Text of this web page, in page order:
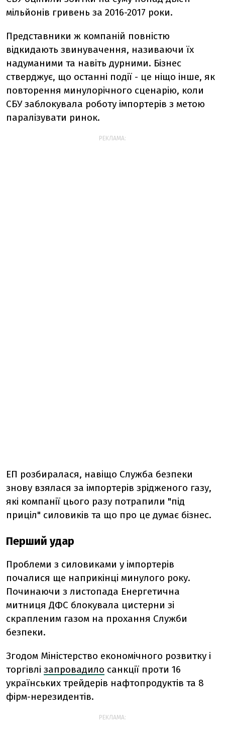
мільйонів гривень за 2016-2017 роки.
Представники ж компаній повністю
відкидають звинувачення, називаючи їх
надуманими та навіть дурними. Бізнес
стверджує, що останні події - це ніщо інше, як
повторення минулорічного сценарію, коли
СБУ заблокувала роботу імпортерів з метою
паралізувати ринок.
РЕКЛАМА:
ЕП розбиралася, навіщо Служба безпеки
знову взялася за імпортерів зрідженого газу,
які компанії цього разу потрапили "під
приціл" силовиків та що про це думає бізнес.
Перший удар
Проблеми з силовиками у імпортерів
почалися ще наприкінці минулого року.
Починаючи з листопада Енергетична
митниця ДФС блокувала цистерни зі
скрапленим газом на прохання Служби
безпеки.
Згодом Міністерство економічного розвитку і
торгівлі запровадило санкції проти 16
українських трейдерів нафтопродуктів та 8
фірм-нерезидентів.
РЕКЛАМА: